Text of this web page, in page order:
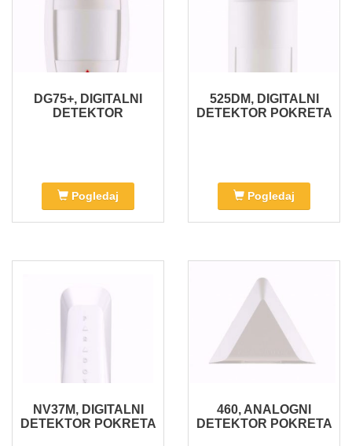
DG75+, DIGITALNI
DETEKTOR
Pogledaj
525DM, DIGITALNI
DETEKTOR POKRETA
Pogledaj
NV37M, DIGITALNI
DETEKTOR POKRETA
460, ANALOGNI
DETEKTOR POKRETA